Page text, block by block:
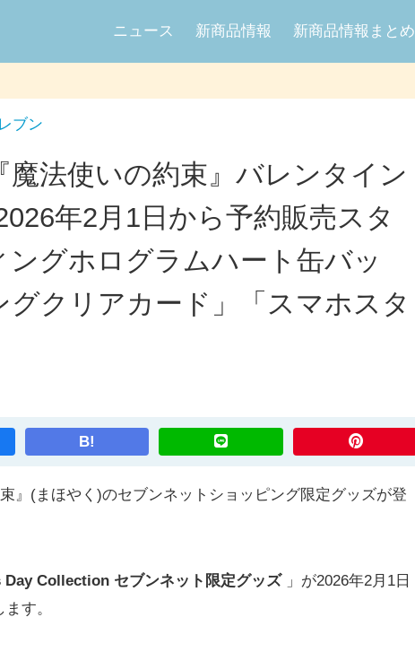
ニュース 新商品情報 新商品情報まとめ
ブン
法使いの約束』バレンタイン
年2月1日から予約販売スタ
グホログラムハート缶バッ
グクリアカード」「スマホスタ
B!
』(まほやく)のセブンネットショッピング限定グッズが登
Day Collection セブンネット限定グッズ 」が2026年2月1日
す。